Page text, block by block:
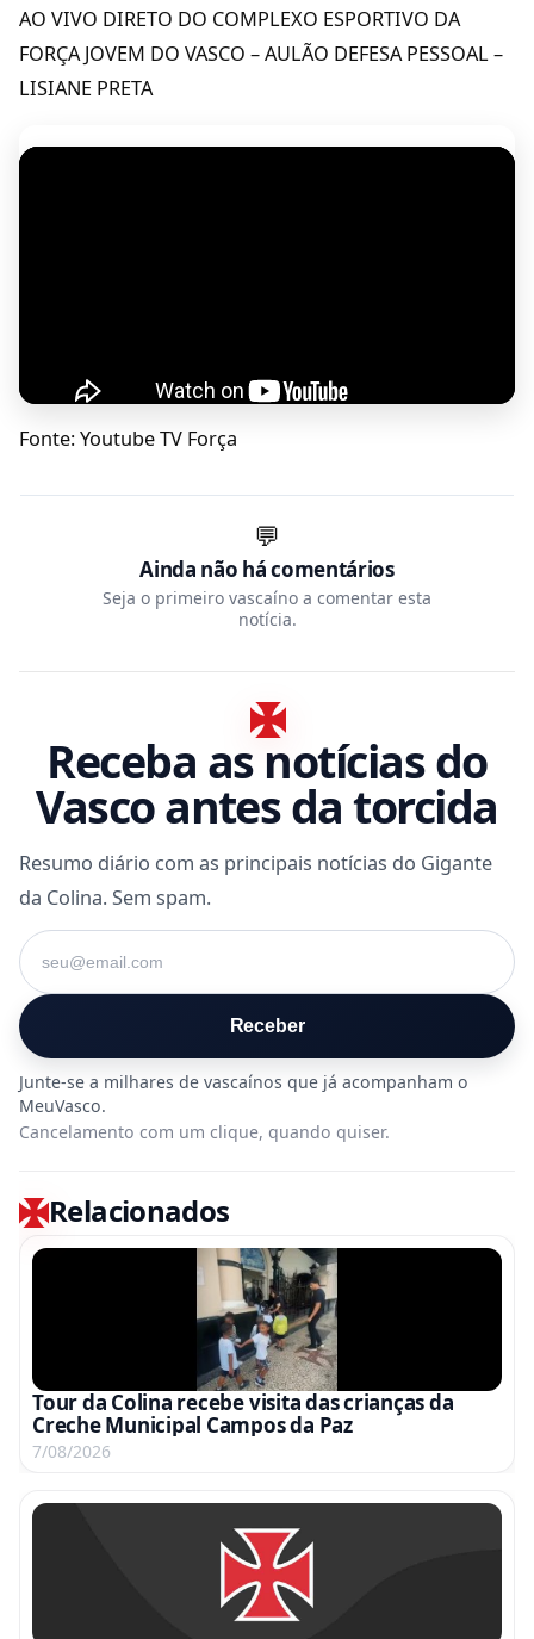
AO VIVO DIRETO DO COMPLEXO ESPORTIVO DA
FORÇA JOVEM DO VASCO – AULÃO DEFESA PESSOAL –
LISIANE PRETA
Fonte: Youtube TV Força
💬
Ainda não há comentários
Seja o primeiro vascaíno a comentar esta
notícia.
Receba as notícias do
Vasco antes da torcida
Resumo diário com as principais notícias do Gigante
da Colina. Sem spam.
Seu e-mail
Receber
Cancelamento com um clique, quando quiser.
Relacionados
Tour da Colina recebe visita das crianças da
Creche Municipal Campos da Paz
7/08/2026